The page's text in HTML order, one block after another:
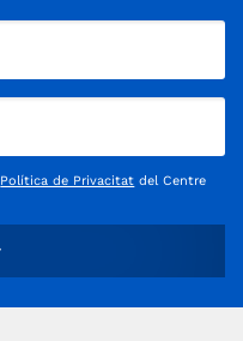
Política de Privacitat del Centre